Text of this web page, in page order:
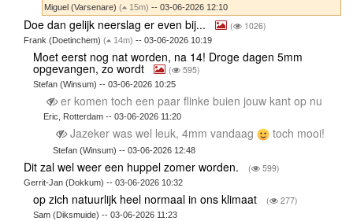
Miguel (Varsenare) ( 15m) -- 03-06-2026 12:10
Doe dan gelijk neerslag er even bij... ( 1026)
Frank (Doetinchem) ( 14m) -- 03-06-2026 10:19
Moet eerst nog nat worden, na 14! Droge dagen 5mm
opgevangen, zo wordt ( 595)
Stefan (Winsum) -- 03-06-2026 10:25
er komen toch een paar flinke buien jouw kant op nu
Eric, Rotterdam -- 03-06-2026 11:20
Jazeker was wel leuk, 4mm vandaag toch mooi!
Stefan (Winsum) -- 03-06-2026 12:48
Dit zal wel weer een huppel zomer worden. ( 599)
Gerrit-Jan (Dokkum) -- 03-06-2026 10:32
op zich natuurlijk heel normaal in ons klimaat ( 277)
Sam (Diksmuide) -- 03-06-2026 11:23